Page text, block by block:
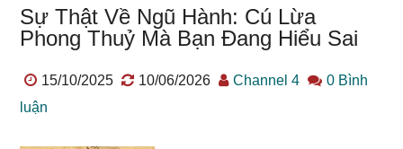
quyết
định
số
Sự Thật Về Ngũ Hành: Cú Lừa
Phong Thuỷ Mà Bạn Đang Hiểu Sai
15/10/2025 10/06/2026 Channel 4
0 Bình
luận